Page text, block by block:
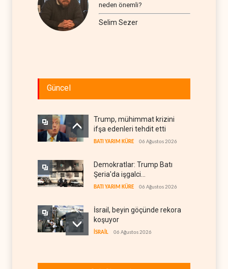
neden önemli?
Selim Sezer
Güncel
Trump, mühimmat krizini
ifşa edenleri tehdit etti
BATI YARIM KÜRE 06 Ağustos 2026
Demokratlar: Trump Batı
Şeria'da işgalci
yerleşimcilere cezasızlık
BATI YARIM KÜRE 06 Ağustos 2026
İsrail, beyin göçünde rekora
koşuyor
İSRAİL 06 Ağustos 2026
Ukrayna'daki İHA